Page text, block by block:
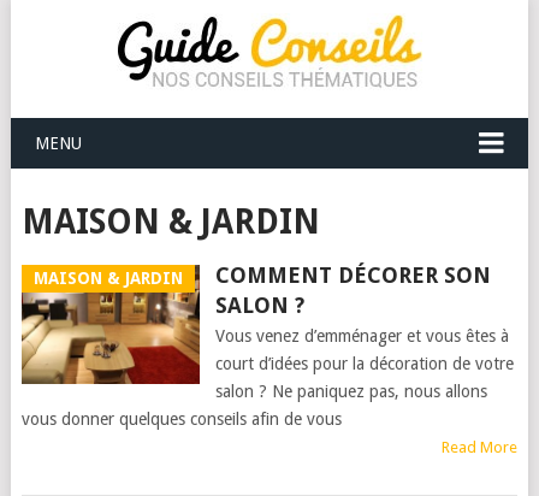
MENU
MAISON & JARDIN
MAISON & JARDIN
COMMENT DÉCORER SON
SALON ?
Vous venez d’emménager et vous êtes à
court d’idées pour la décoration de votre
salon ? Ne paniquez pas, nous allons
vous donner quelques conseils afin de vous
Read More